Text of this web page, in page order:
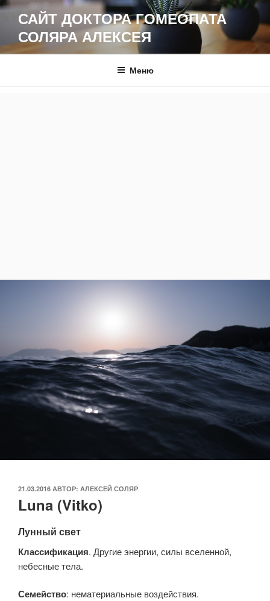
Перейти
содержимому
САЙТ ДОКТОРА ГОМЕОПАТА
СОЛЯРА АЛЕКСЕЯ
Меню
ОПУБЛИКОВАНО
21.03.2016 АВТОР: АЛЕКСЕЙ СОЛЯР
Luna (Vitko)
Лунный свет
Классификация. Другие энергии, силы вселенной,
небесные тела.
Семейство: нематериальные воздействия.